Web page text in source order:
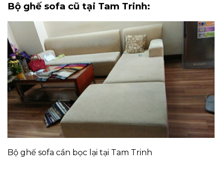
Bộ ghế sofa cũ tại Tam Trinh:
Bộ ghế sofa cần bọc lại tại Tam Trinh